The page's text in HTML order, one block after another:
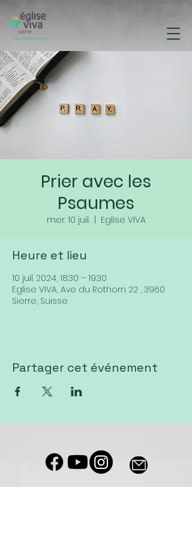
Prier avec les
Psaumes
mer. 10 juil.
  |
Eglise VIVA
Heure et lieu
10 juil. 2024, 18:30 – 19:30
Eglise VIVA, Ave du Rothorn 22 , 3960
Sierre, Suisse
Partager cet événement